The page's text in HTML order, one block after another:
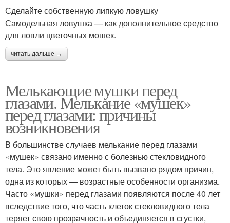
Сделайте собственную липкую ловушку
Самодельная ловушка — как дополнительное средство
для ловли цветочных мошек.
читать дальше →
Мелькающие мушки перед
глазами. Мелькание «мушек»
перед глазами: причины
возникновения
В большинстве случаев мелькание перед глазами
«мушек» связано именно с болезнью стекловидного
тела. Это явление может быть вызвано рядом причин,
одна из которых — возрастные особенности организма.
Часто «мушки» перед глазами появляются после 40 лет
вследствие того, что часть клеток стекловидного тела
теряет свою прозрачность и объединяется в сгустки,